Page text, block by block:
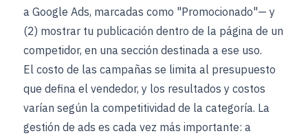
a Google Ads, marcadas como "Promocionado"— y
(2) mostrar tu publicación dentro de la página de un
competidor, en una sección destinada a ese uso.
El costo de las campañas se limita al presupuesto
que defina el vendedor, y los resultados y costos
varían según la competitividad de la categoría. La
gestión de ads es cada vez más importante: a